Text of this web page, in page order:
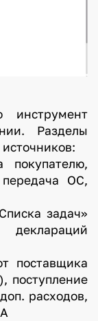
Разделы
покупателю,
ОС,
задач»
поставщика
поступление
расходов,